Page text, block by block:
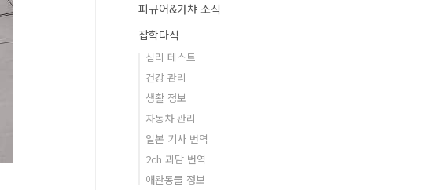
피규어&가챠 소식
잡학다식
심리 테스트
건강 관리
생활 정보
자동차 관리
일본 기사 번역
2ch 괴담 번역
애완동물 정보